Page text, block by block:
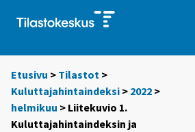
Etusivu > Tilastot >
Kuluttajahintaindeksi > 2022 >
helmikuu > Liitekuvio 1.
Kuluttajahintaindeksin ja